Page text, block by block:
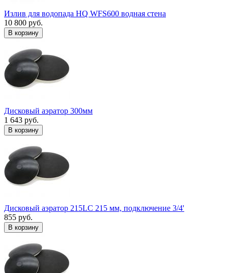
Излив для водопада HQ WFS600 водная стена
10 800 руб.
В корзину
Дисковый аэратор 300мм
1 643 руб.
В корзину
Дисковый аэратор 215LC 215 мм, подключение 3/4'
855 руб.
В корзину